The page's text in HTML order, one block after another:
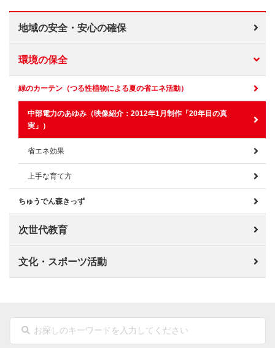
地域の安全・安心の確保
環境の保全
緑のカーテン（つる性植物による夏の省エネ活動）
中部電力のあゆみ（映像紹介：2012年1月制作「20年目の真
実」）
省エネ効果
上手な育て方
ちゅうでん森きっず
次世代教育
文化・スポーツ活動